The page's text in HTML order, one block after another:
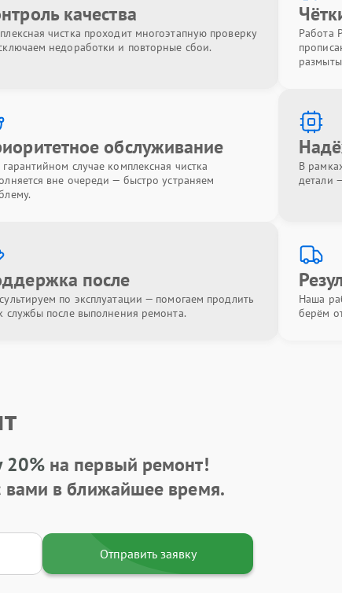
качества
чистка проходит многоэтапную проверку
недоработки и повторные сбои.
Работа
обслуживание
случае комплексная чистка
вне очереди — быстро устраняем
В
детали
после
по эксплуатации — помогаем продлить
службы после выполнения ремонта.
Наша
берём
20%на первый ремонт!
в ближайшее время.
Отправить заявку